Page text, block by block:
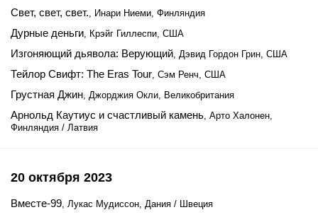
Свет, свет, свет., Инари Ниеми, Финляндия
Дурные деньги, Крэйг Гиллеспи, США
Изгоняющий дьявола: Верующий, Дэвид Гордон Грин, США
Тейлор Свифт: The Eras Tour, Сэм Ренч, США
Грустная Джин, Джорджия Окли, Великобритания
Арнольд Каутиус и счастливый камень, Арто Халонен,
Финляндия / Латвия
20 октября 2023
Вместе-99, Лукас Мудиссон, Дания / Швеция